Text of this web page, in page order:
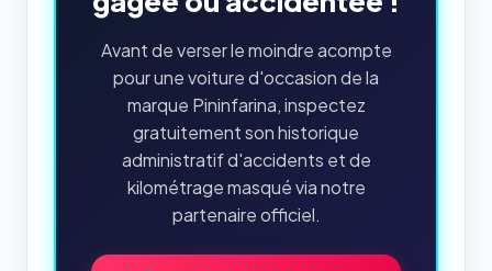
Avant de verser le moindre acompte
pour une voiture d'occasion de la
marque Pininfarina, inspectez
gratuitement son historique
administratif d'accidents et de
kilométrage masqué via notre
partenaire officiel.